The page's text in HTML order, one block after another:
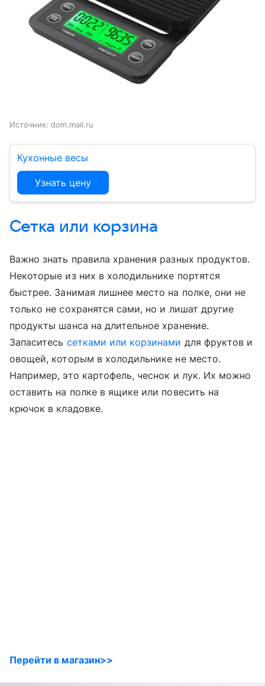
Источник: dom.mail.ru
Кухонные весы
Узнать цену
Сетка или корзина
Важно знать правила хранения разных продуктов.
Некоторые из них в холодильнике портятся
быстрее. Занимая лишнее место на полке, они не
только не сохранятся сами, но и лишат другие
продукты шанса на длительное хранение.
Запаситесь сетками или корзинами для фруктов и
овощей, которым в холодильнике не место.
Например, это картофель, чеснок и лук. Их можно
оставить на полке в ящике или повесить на
крючок в кладовке.
Перейти в магазин>>